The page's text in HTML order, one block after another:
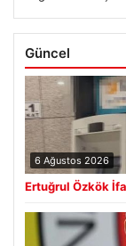
Güncel
6 Ağustos 2026
Ertuğrul Özkök